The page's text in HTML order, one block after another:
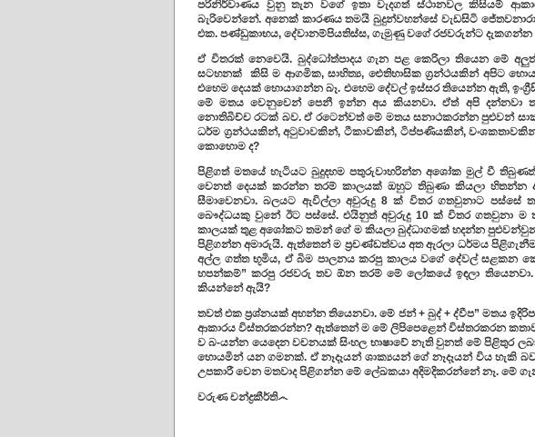
පරිනිර්වාණය වුනු තැන වගේ ඉතා වැදගත් ස්ථානවල කිසියම්
බැරිවෙන්නේ. අනෙක් කාරණය තමයි බුදුන්වහන්සේ වැඩසිටි
එක. පණ්ඩුකාභය, දේවානම්පියතිස්ස, ගැමුණු වගේ රජවරුන්ට දැකගන්න
ඒ විතරක් නෙවෙයි. බුද්ධෝත්පාදය ගැන පළ කෙරිලා තියෙන මේ
සටහනක් කිසි ම ආගමික, සාහිත්‍ය, ඓතිහාසික ග්‍රන්ථයකින් අපිට
එහෙම දෙයක් හොයාගන්න බෑ. එහෙම දේවල් ඉස්සර තියෙන්න ඇති,
මේ මතය වෙනුවෙන් පෙනී ඉන්න අය කියනවා. ඒත් අපි දන්නවා
නොතිබිච්ච රටක් බව. ඒ රටෙන්වත් මේ මතය සනාථකරන්න පුළුවන්
ධර්ම ග්‍රන්ථයකින්, අටුවාවකින්, ටීකාවකින්, ටිප්පණියකින්,
කොහොම ද?
පිළිගත් මතයේ හැටියට බුදුදහම පතුරුවාහරින්න අශෝක මුල් වී තිබුණත්
වෙනත් දෙයක් කරන්න තරම් කාලයක් ඔහුට තිබුණා කියලා හිතන්න
සීමාවෙනවා. බලයට ඇවිල්ලා අවුරුදු 8 ක් විතර ගතවුනාට පස්සේ
බෞද්ධයකු වුනේ ඊට පස්සේ. එයිනුත් අවුරුදු 10 ක් විතර ගතවුනා ම
කාලයක් තුළ අශෝකට තමන් ගේ ම කියලා බුද්ධාගමක් හදන්න
පිළිගන්න අමාරුයි. ඇත්තෙන් ම ප්‍රචණ්ඩත්වය අත ඇරලා ධර්මය
අල්ල ගත්ත භූමිය, ඒ බිම පාලනය කරපු කාලය වගේ දේවල් සළකන
හපන්කම්” කරපු රජවරු තව ඕන තරම් මේ ලෝකයේ ඉඳලා
කියන්නේ ඇයි?
තවත් එක ප්‍රශ්නයක් අහන්න තියෙනවා. මේ ජන් + බුද් + ද්වීප” මතය
ආකාරය විස්තරකරන්න? ඇත්තෙන් ම මේ ලිපිපෙළෙන් විස්තරකරන
ව බ-යන්න යෙදෙන වචනයක් සිංහල භාෂාවේ නැති වුනත් මේ පිළිතුර
හොයමින් යන ගමනක්. ඒ නෑදෑයන් ශාක්‍යයන් ගේ නෑදෑයන් විය හැකි
උපකාරී වෙන මතවාද පිළිගන්න මේ ලේඛකයා අදිමදිකරන්නේ නෑ. මේ
වරුණ චන්ද්‍රකීර්ති෴